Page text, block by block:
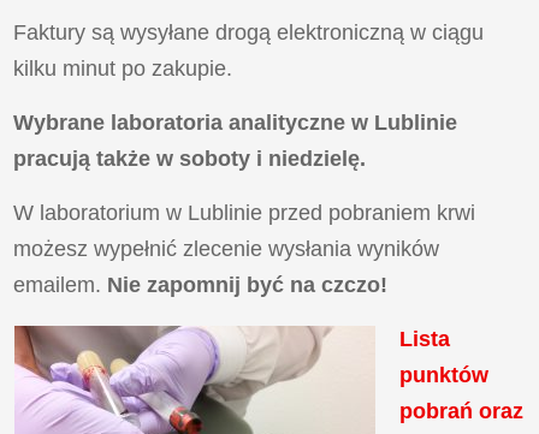
Faktury są wysyłane drogą elektroniczną w ciągu
kilku minut po zakupie.
Wybrane laboratoria analityczne w Lublinie
pracują także w soboty i niedzielę.
W laboratorium w Lublinie przed pobraniem krwi
możesz wypełnić zlecenie wysłania wyników
emailem. Nie zapomnij być na czczo!
Lista
punktów
pobrań oraz